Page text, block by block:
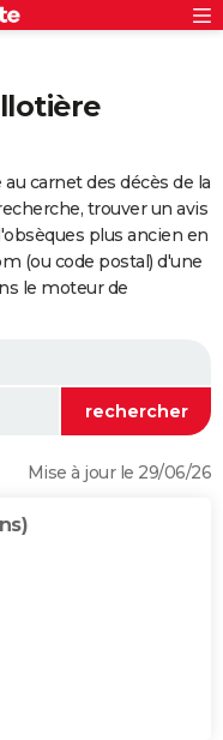
carnet des décès de la
trouver un avis
plus ancien en
(ou code postal) d'une
le moteur de
Mise à jour le 29/06/26